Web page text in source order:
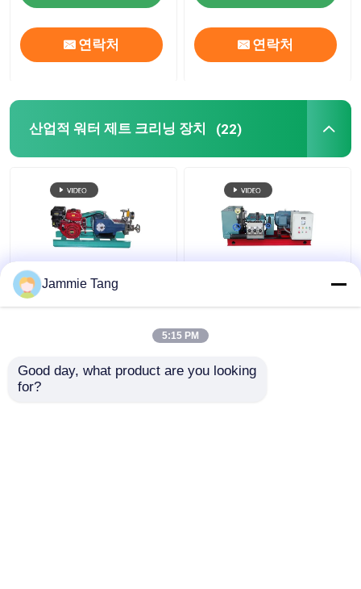
연락처 연락처
산업적 워터 제트 크리닝 장치 (22)
산업용 물 제트 청소 기
계 열 교환기 파이프용
최고의 가격
ISO9001 고압 하수구
분사 기계
최고의 가격
Jammie Tang
5:15 PM
Good day, what product are you looking
for?